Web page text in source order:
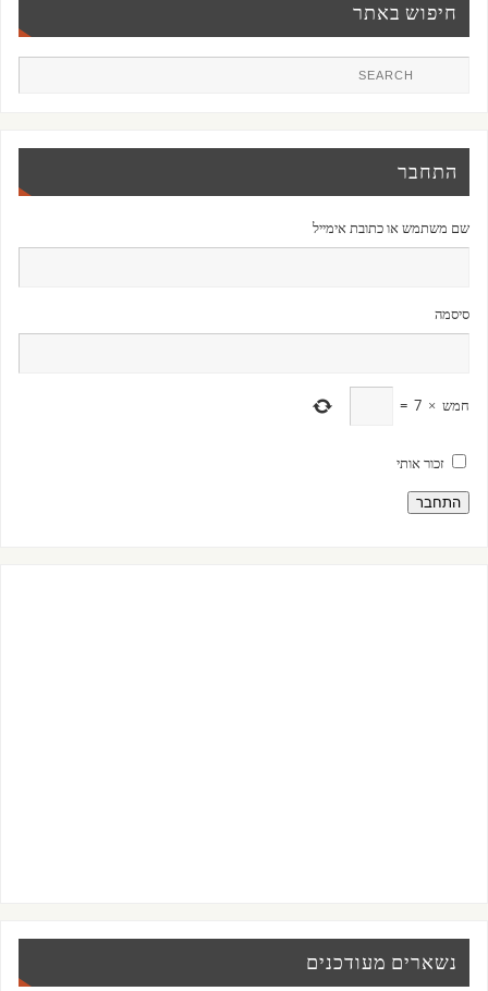
חיפוש באתר
התחבר
שם משתמש או כתובת אימייל
סיסמה
חמש ×
7
=
זכור אותי
התחבר
נשארים מעודכנים